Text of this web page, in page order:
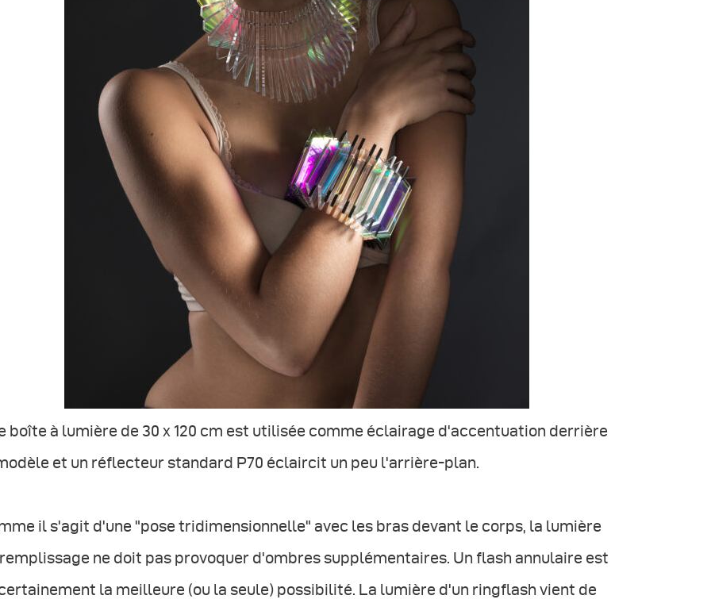
boîte à lumière de 30 x 120 cm est utilisée comme éclairage d'accentuation derrière
et un réflecteur standard P70 éclaircit un peu l'arrière-plan.
il s'agit d'une "pose tridimensionnelle" avec les bras devant le corps, la lumière
ne doit pas provoquer d'ombres supplémentaires. Un flash annulaire est
la meilleure (ou la seule) possibilité. La lumière d'un ringflash vient de